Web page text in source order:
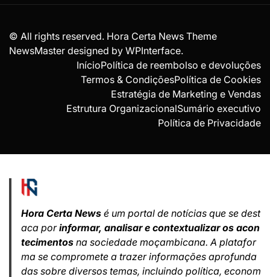
© All rights reserved. Hora Certa News Theme
NewsMaster designed by WPInterface.
InícioPolítica de reembolso e devoluções
Termos & CondiçõesPolítica de Cookies
Estratégia de Marketing e Vendas
Estrutura OrganizacionalSumário executivo
Política de Privacidade
Hora Certa News é um portal de notícias que se dest
aca porinformar, analisar e contextualizar os acon
tecimentos na sociedade moçambicana. A platafor
ma se compromete a trazer informações aprofunda
das sobre diversos temas, incluindo política, econom